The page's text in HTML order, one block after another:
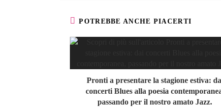
POTREBBE ANCHE PIACERTI
Pronti a presentare la stagione estiva:
concerti Blues alla poesia
passando per il nostro amato Jazz.